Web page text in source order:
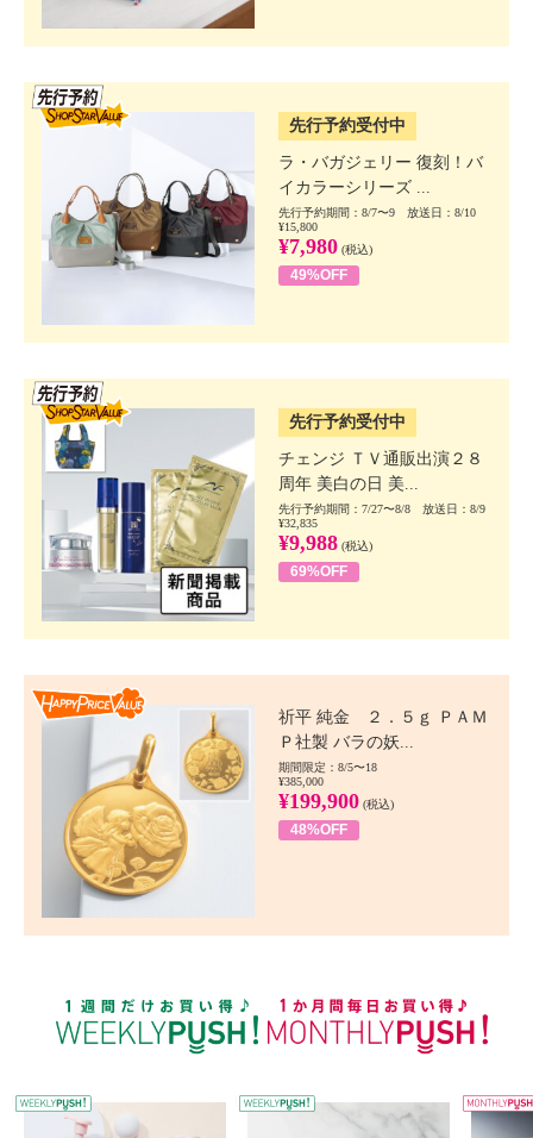
先行予約受付中
ラ・バガジェリー 復刻！バ
イカラーシリーズ ...
先行予約期間：8/7〜9 放送日：8/10
¥15,800
¥7,980 (税込)
49%OFF
先行予約受付中
チェンジ ＴＶ通販出演２８
周年 美白の日 美...
先行予約期間：7/27〜8/8 放送日：8/9
¥32,835
¥9,988 (税込)
69%OFF
祈平 純金 ２．５ｇ ＰＡＭ
Ｐ社製 バラの妖...
期間限定：8/5〜18
¥385,000
¥199,900 (税込)
48%OFF
WEEKLY PUSH